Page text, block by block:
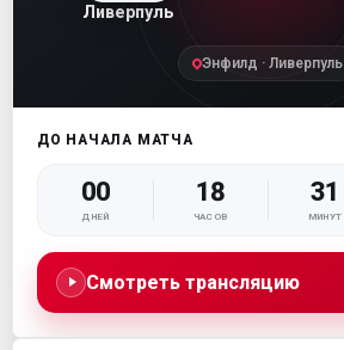
Ливерпуль
Энфилд · Ливерпуль
ДО НАЧАЛА МАТЧА
00
ДНЕЙ
18
ЧАСОВ
31
МИНУТ
Смотреть трансляцию